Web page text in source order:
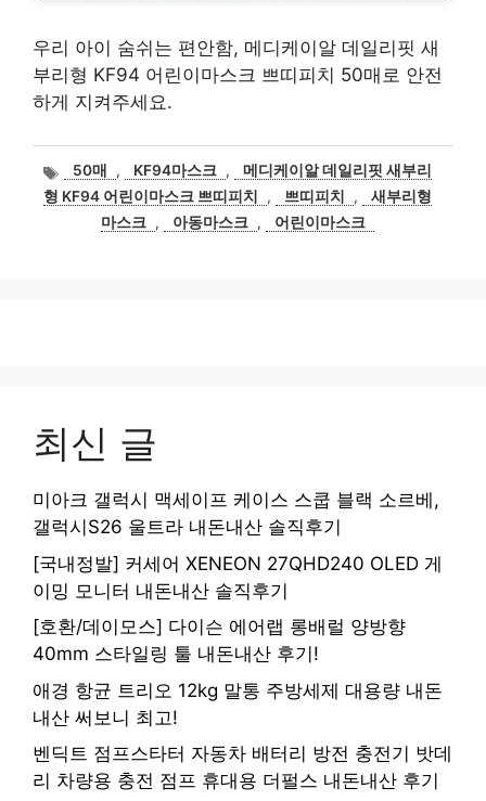
우리 아이 숨쉬는 편안함, 메디케이알 데일리핏 새
부리형 KF94 어린이마스크 쁘띠피치 50매로 안전
하게 지켜주세요.
태
그
50매 , KF94마스크 ,
메디케이알 데일리핏 새부리
형 KF94 어린이마스크 쁘띠피치
, 쁘띠피치 ,
새부리형
마스크 , 아동마스크 , 어린이마스크
최신 글
미아크 갤럭시 맥세이프 케이스 스쿱 블랙 소르베,
갤럭시S26 울트라 내돈내산 솔직후기
[국내정발] 커세어 XENEON 27QHD240 OLED 게
이밍 모니터 내돈내산 솔직후기
[호환/데이모스] 다이슨 에어랩 롱배럴 양방향
40mm 스타일링 툴 내돈내산 후기!
애경 항균 트리오 12kg 말통 주방세제 대용량 내돈
내산 써보니 최고!
벤딕트 점프스타터 자동차 배터리 방전 충전기 밧데
리 차량용 충전 점프 휴대용 더펄스 내돈내산 후기